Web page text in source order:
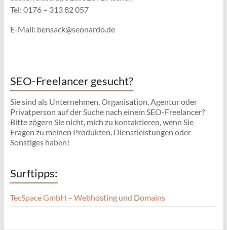
Tel: 0176 – 313 82 057
E-Mail: bensack@seonardo.de
SEO-Freelancer gesucht?
Sie sind als Unternehmen, Organisation, Agentur oder
Privatperson auf der Suche nach einem SEO-Freelancer?
Bitte zögern Sie nicht, mich zu kontaktieren, wenn Sie
Fragen zu meinen Produkten, Dienstleistungen oder
Sonstiges haben!
Surftipps:
TecSpace GmbH – Webhosting und Domains